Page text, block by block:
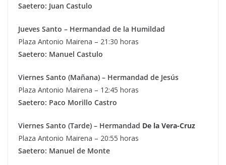
Saetero: Juan Castulo
Jueves Santo – Hermandad de la Humildad
Plaza Antonio Mairena – 21:30 horas
Saetero: Manuel Castulo
Viernes Santo (Mañana) – Hermandad de Jesús
Plaza Antonio Mairena – 12:45 horas
Saetero: Paco Morillo Castro
Viernes Santo (Tarde) – Hermandad De la Vera-Cruz
Plaza Antonio Mairena – 20:55 horas
Saetero: Manuel de Monte